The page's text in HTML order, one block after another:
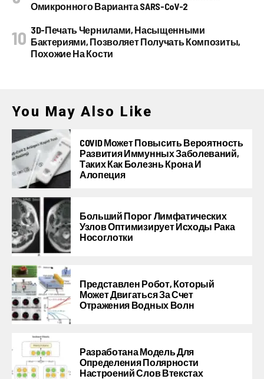
Омикронного Варианта SARS-CoV-2
3D-Печать Чернилами, Насыщенными
Бактериями, Позволяет Получать Композиты,
Похожие На Кости
You May Also Like
COVID Может Повысить Вероятность
Развития Иммунных Заболеваний,
Таких Как Болезнь Крона И
Алопеция
Больший Порог Лимфатических
Узлов Оптимизирует Исходы Рака
Носоглотки
Представлен Робот, Который
Может Двигаться За Счет
Отражения Водных Волн
Разработана Модель Для
Определения Полярности
Настроений Слов Втекстах